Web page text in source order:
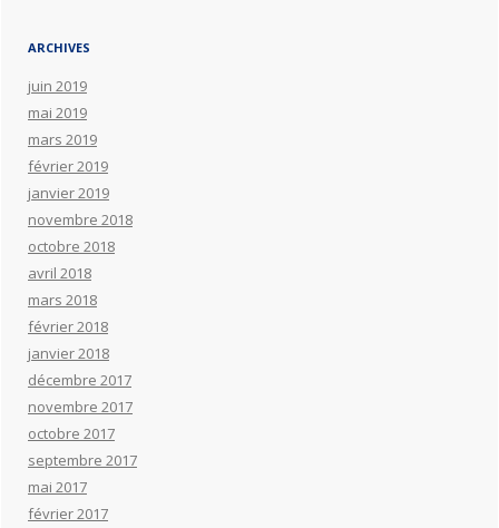
ARCHIVES
juin 2019
mai 2019
mars 2019
février 2019
janvier 2019
novembre 2018
octobre 2018
avril 2018
mars 2018
février 2018
janvier 2018
décembre 2017
novembre 2017
octobre 2017
septembre 2017
mai 2017
février 2017